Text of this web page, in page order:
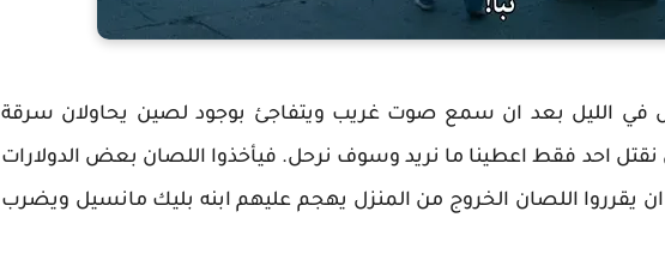
في الليل بعد ان سمع صوت غريب ويتفاجئ بوجود لصين يحاولان سرقة
نقتل احد فقط اعطينا ما نريد وسوف نرحل. فيأخذوا اللصان بعض الدولارات
يقرروا اللصان الخروج من المنزل يهجم عليهم ابنه بليك مانسيل ويضرب